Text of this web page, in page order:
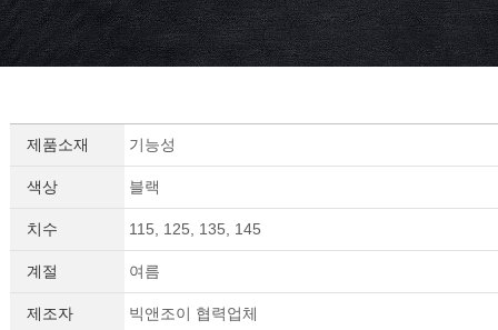
제품소재 기능성
색상 블랙
치수 115, 125, 135, 145
계절 여름
제조자 빅앤조이 협력업체